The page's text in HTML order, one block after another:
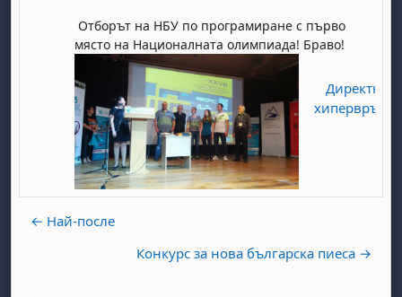
Отборът на НБУ по програмиране с първо
място на Националната олимпиада! Браво!
Директна
хипервръзка
← Най-после
Конкурс за нова българска пиеса →